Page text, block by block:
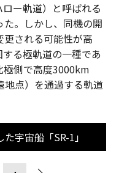
ー軌道）と呼ばれる
。しかし、同機の開
される可能性が高
る極軌道の一種であ
極側で高度3000km
地点）を通過する軌道
宇宙船「SR-1」